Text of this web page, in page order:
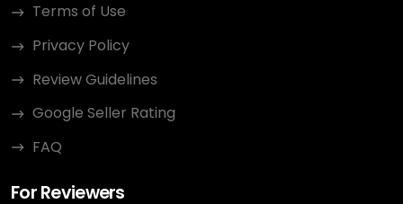
Terms of Use
Privacy Policy
Review Guidelines
Google Seller Rating
FAQ
For Reviewers